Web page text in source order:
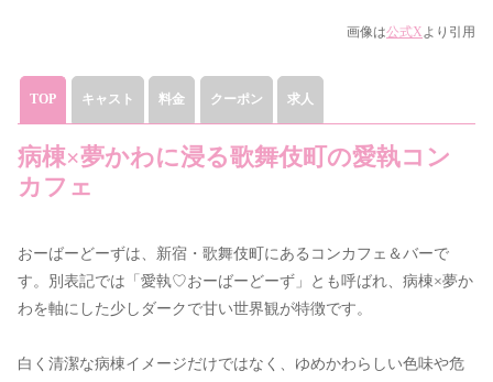
画像は公式Xより引用
TOP キャスト 料金 クーポン 求人
病棟×夢かわに浸る歌舞伎町の愛執コン
カフェ
おーばーどーずは、新宿・歌舞伎町にあるコンカフェ＆バーで
す。別表記では「愛執♡おーばーどーず」とも呼ばれ、病棟×夢か
わを軸にした少しダークで甘い世界観が特徴です。
白く清潔な病棟イメージだけではなく、ゆめかわらしい色味や危